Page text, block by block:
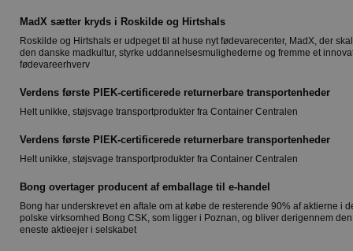
MadX sætter kryds i Roskilde og Hirtshals
Roskilde og Hirtshals er udpeget til at huse nyt fødevarecenter, MadX, der
den danske madkultur, styrke uddannelsesmulighederne og fremme et
fødevareerhverv
Verdens første PIEK-certificerede returnerbare transportenheder
Helt unikke, støjsvage transportprodukter fra Container Centralen
Verdens første PIEK-certificerede returnerbare transportenheder
Helt unikke, støjsvage transportprodukter fra Container Centralen
Bong overtager producent af emballage til e-handel
Bong har underskrevet en aftale om at købe de resterende 90% af aktierne i
polske virksomhed Bong CSK, som ligger i Poznan, og bliver derigennem den
eneste aktieejer i selskabet